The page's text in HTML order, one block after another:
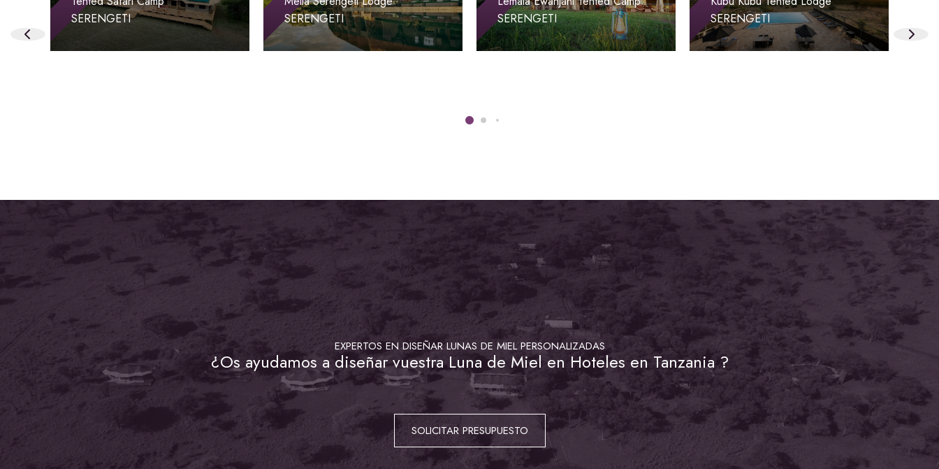
SERENGETI
SERENGETI
SERENGETI
SERENGETI
EXPERTOS EN DISEÑAR LUNAS DE MIEL PERSONALIZADAS
¿Os ayudamos a diseñar vuestra Luna de Miel en Hoteles en Tanzania ?
SOLICITAR PRESUPUESTO